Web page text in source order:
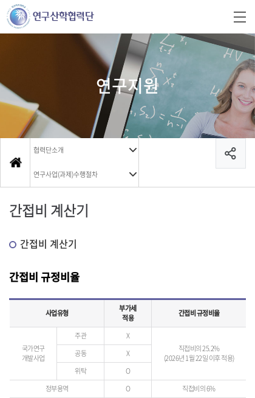
연구지원
협력단소개
연구사업(과제)수행절차
간접비 계산기
간접비 계산기
간접비 규정비율
사업유형
부가세
적용
간접비 규정비율
국가연구
개발사업
주관
X
직접비의 25.2%
(2026년 1월 22일 이후 적용)
공동
X
위탁
O
정부용역
O
직접비의 6%